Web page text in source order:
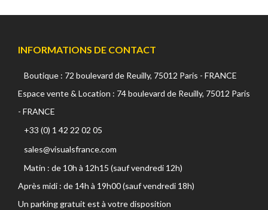
INFORMATIONS DE CONTACT
Boutique : 72 boulevard de Reuilly, 75012 Paris - FRANCE
Espace vente & Location : 74 boulevard de Reuilly, 75012 Paris
- FRANCE
+33 (0) 1 42 22 02 05
sales@visualsfrance.com
Matin : de 10h à 12h15 (sauf vendredi 12h)
Après midi : de 14h à 19h00 (sauf vendredi 18h)
Un parking gratuit est à votre disposition